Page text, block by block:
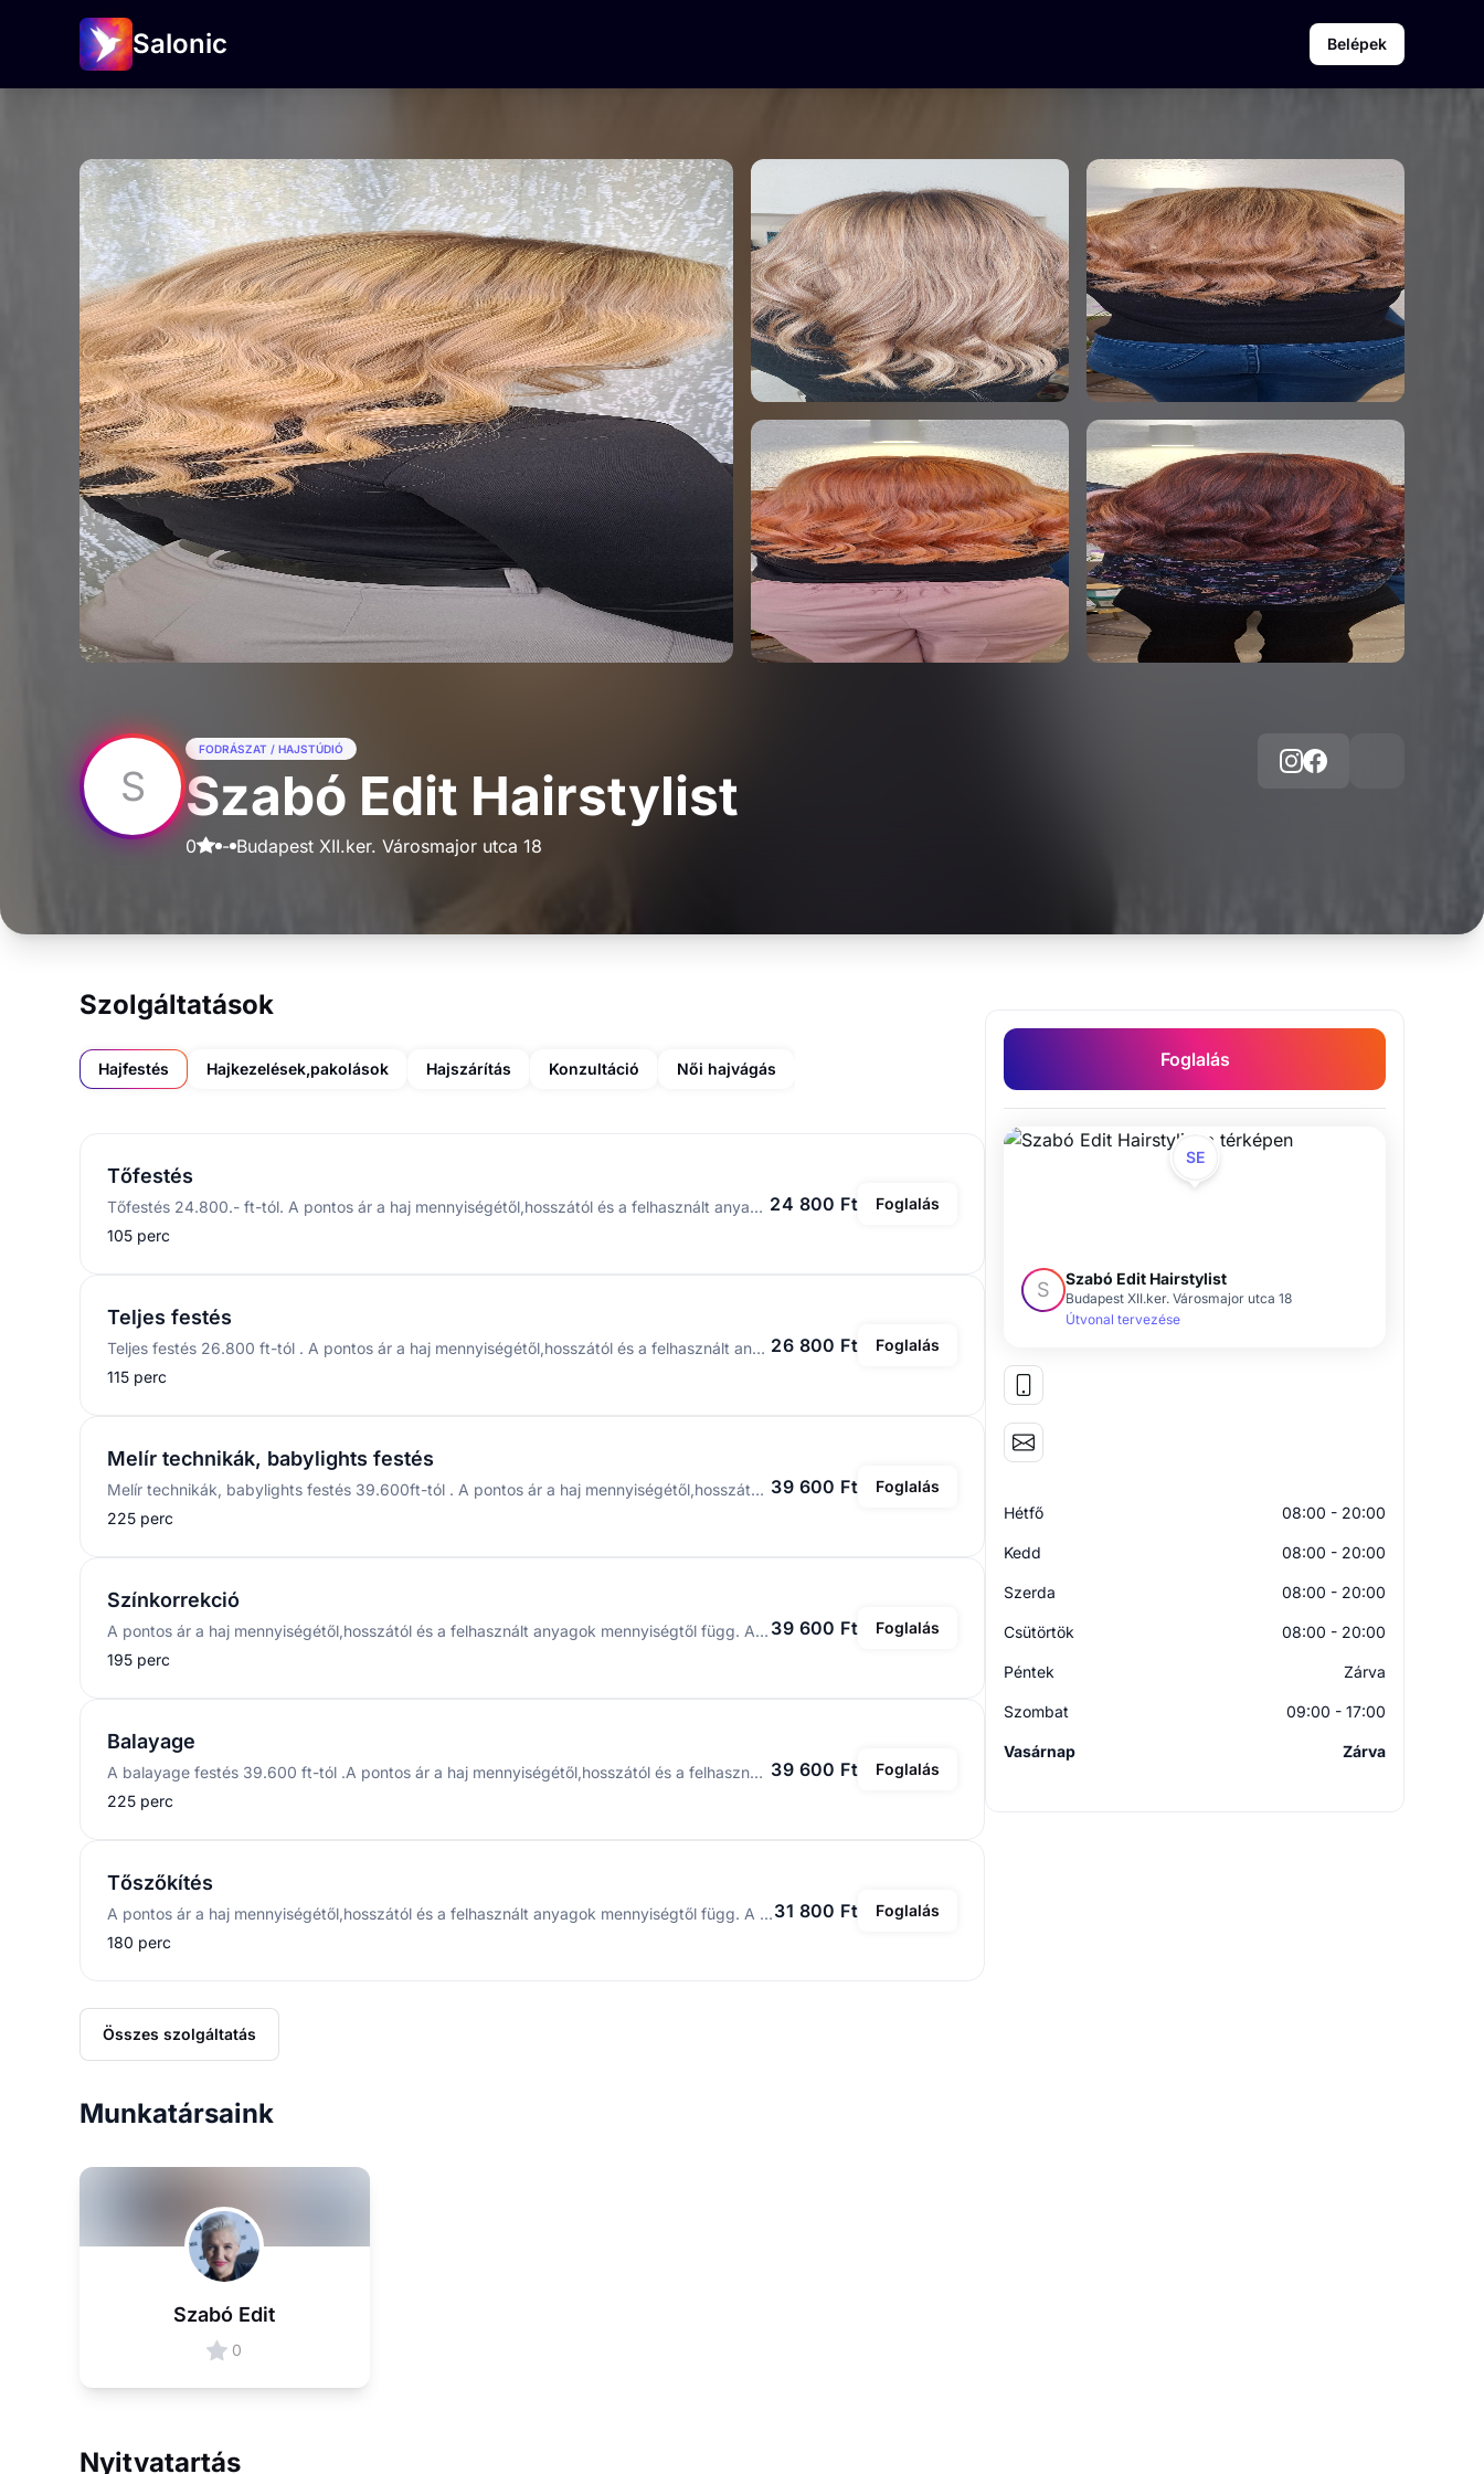
Salonic Belépek
S
FODRÁSZAT / HAJSTÚDIÓ
Szabó Edit Hairstylist
0 - Budapest XII.ker. Városmajor utca 18
Szolgáltatások
Hajfestés Hajkezelések,pakolások Hajszárítás Konzultáció Női hajvágás
Tőfestés
Tőfestés 24.800.- ft-tól. A pontos ár a haj mennyiségétől,hosszától és a felhasznált anyagok mennyiségtől függ. A szolgáltatás tartalmazza a hajfestést, a hajvágást és a szárítást.
105 perc
24 800 Ft Foglalás
Teljes festés
Teljes festés 26.800 ft-tól . A pontos ár a haj mennyiségétől,hosszától és a felhasznált anyagok mennyiségtől függ. A szolgáltatás tartalmazza a hajfestést, a hajvágást és a szárítást.
115 perc
26 800 Ft Foglalás
Melír technikák, babylights festés
Melír technikák, babylights festés 39.600ft-tól . A pontos ár a haj mennyiségétől,hosszától és a felhasznált anyagok mennyiségtől függ. A szolgáltatás tartalmazza a hajfestést, a hajvágást és a szárítást.
225 perc
39 600 Ft Foglalás
Színkorrekció
A pontos ár a haj mennyiségétől,hosszától és a felhasznált anyagok mennyiségtől függ. A szolgáltatás tartalmazza a hajfestést, a hajvágást és a szárítást.
195 perc
39 600 Ft Foglalás
Balayage
A balayage festés 39.600 ft-tól .A pontos ár a haj mennyiségétől,hosszától és a felhasznált anyagok mennyiségtől függ. A szolgáltatás tartalmazza a hajfestést, a hajvágást és a szárítást.
225 perc
39 600 Ft Foglalás
Tőszőkítés
A pontos ár a haj mennyiségétől,hosszától és a felhasznált anyagok mennyiségtől függ. A szolgáltatás tartalmazza a hajfestést, a hajvágást és a szárítást.
180 perc
31 800 Ft Foglalás
Összes szolgáltatás
Munkatársaink
Szabó Edit
0
Nyitvatartás
Foglalás
SE
S Szabó Edit Hairstylist
Budapest XII.ker. Városmajor utca 18
Útvonal tervezése
Hétfő 08:00 - 20:00
Kedd 08:00 - 20:00
Szerda 08:00 - 20:00
Csütörtök 08:00 - 20:00
Péntek Zárva
Szombat 09:00 - 17:00
Vasárnap Zárva